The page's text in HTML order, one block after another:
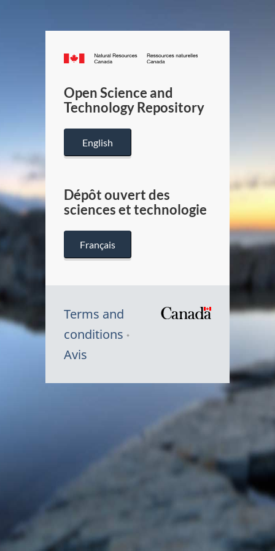
Canada.ca
/
Canada
Open Science and
Technology Repository
English
Dépôt ouvert des
sciences et technologie
Français
Terms and
conditions
Avis
du